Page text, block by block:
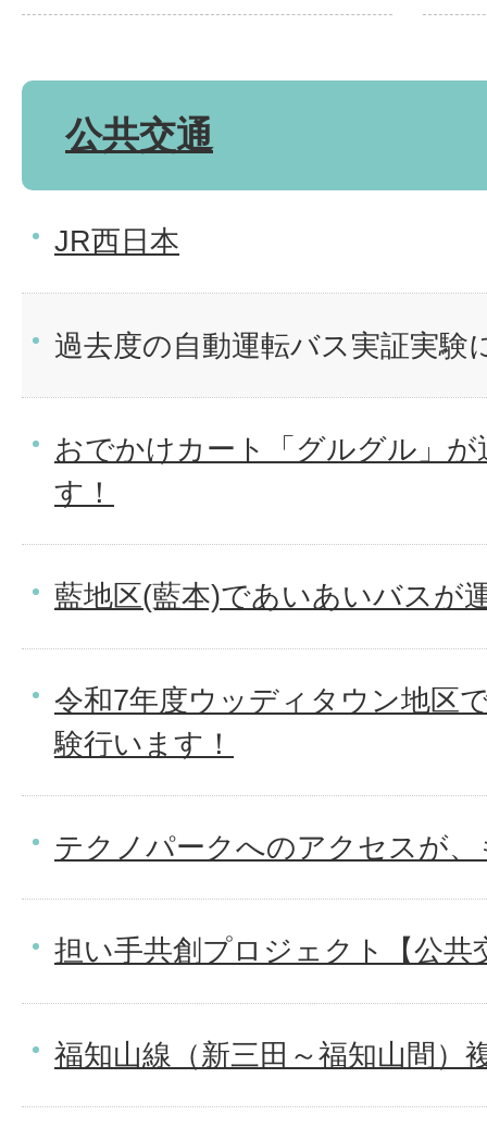
公共交通
JR西日本
過去度の自動運転バス実証実験
おでかけカート「グルグル」
す！
藍地区(藍本)であいあいバスが
令和7年度ウッディタウン地区
験行います！
テクノパークへのアクセスが
担い手共創プロジェクト【公共
福知山線（新三田～福知山間）